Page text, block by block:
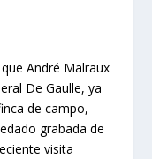
André Malraux
De Gaulle, ya
de campo,
grabada de
visita